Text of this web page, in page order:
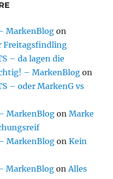
MarkenBlog on
Freitagsfindling
– da lagen die
– MarkenBlog on
– oder MarkenG vs
MarkenBlog onMarke
MarkenBlog onKein
MarkenBlog onAlles